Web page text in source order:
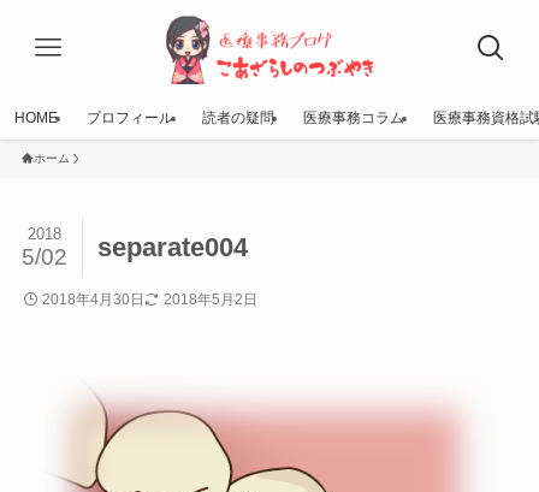
HOME プロフィール 読者の疑問 医療事務コラム 医療事務資格試
ホーム
separate004
2018
5/02
2018年4月30日 2018年5月2日